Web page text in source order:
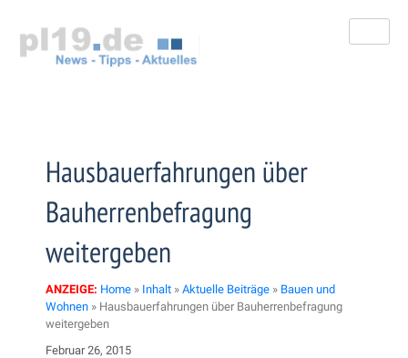
springen
Hausbauerfahrungen über
Bauherrenbefragung
weitergeben
ANZEIGE: Home » Inhalt » Aktuelle Beiträge » Bauen und
Wohnen » Hausbauerfahrungen über Bauherrenbefragung
weitergeben
Februar 26, 2015